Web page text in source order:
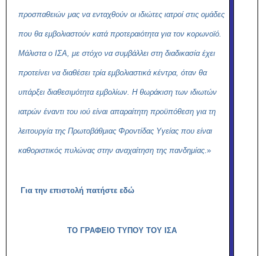
προσπαθειών μας να ενταχθούν οι ιδιώτες ιατροί στις ομάδες
που θα εμβολιαστούν κατά προτεραιότητα για τον κορωνοϊό.
Μάλιστα ο ΙΣΑ, με στόχο να συμβάλλει στη διαδικασία έχει
προτείνει να διαθέσει τρία εμβολιαστικά κέντρα, όταν θα
υπάρξει διαθεσιμότητα εμβολίων. Η θωράκιση των ιδιωτών
ιατρών έναντι του ιού είναι απαραίτητη προϋπόθεση για τη
λειτουργία της Πρωτοβάθμιας Φροντίδας Υγείας που είναι
καθοριστικός πυλώνας στην αναχαίτηση της πανδημίας.»
Για την επιστολή πατήστε εδώ
ΤΟ ΓΡΑΦΕΙΟ ΤΥΠΟΥ ΤΟΥ ΙΣΑ